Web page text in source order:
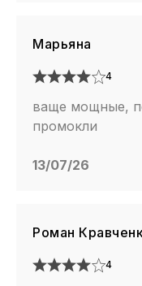
Марьяна
4
ваще мощные,
промокли
13/07/26
Роман
4